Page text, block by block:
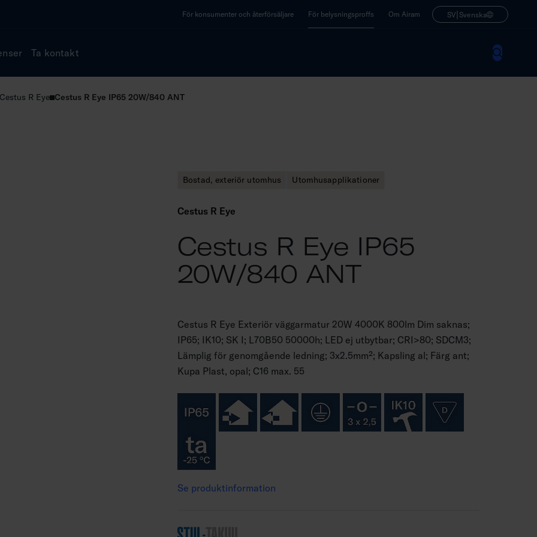
För konsumenter och återförsäljare För belysningsproffs Om Airam SV| Svenska
Ta kontakt
Cestus R Eye Cestus R Eye IP65 20W/840 ANT
Bostad, exteriör utomhus Utomhusapplikationer
Cestus R Eye
Cestus R Eye IP65
20W/840 ANT
Cestus R Eye Exteriör väggarmatur 20W 4000K 800lm Dim saknas;
IP65; IK10; SK I; L70B50 50000h; LED ej utbytbar; CRI>80; SDCM3;
Lämplig för genomgående ledning; 3x2.5mm²; Kapsling al; Färg ant;
Kupa Plast, opal; C16 max. 55
Se produktinformation